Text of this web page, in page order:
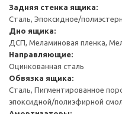
Задняя стенка ящика:
Сталь, Эпоксидное/
Дно ящика:
ДСП, Меламиновая пленка,
Направляющие:
Оцинкованная сталь
Обвязка ящика:
Сталь, Пигментированное
эпоксидной/полиэфирной